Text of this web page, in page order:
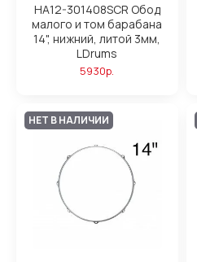
HA12-301408SCR Обод
малого и том барабана
14", нижний, литой 3мм,
LDrums
5930р.
НЕТ В НАЛИЧИИ